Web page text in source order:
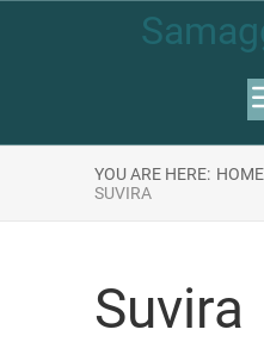
YOU ARE HERE:
SUVIRA
Suvira